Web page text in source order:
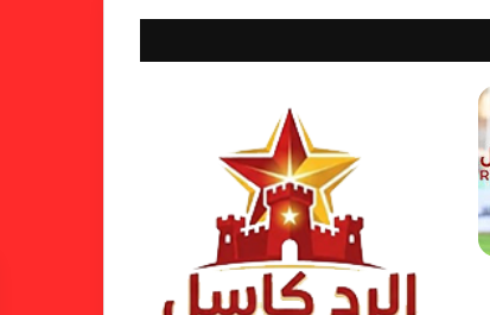
بسبب “الصفر الدولي” .. ريجيكامب
يهرب من الهلال
الفنلندي يفضح لجان الإتحاد.. يدعم
شكوى المريخ ويهدد الهلال